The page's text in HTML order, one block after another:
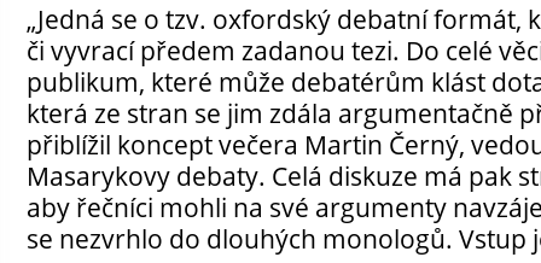
„Jedná se o tzv. oxfordský debatní formát,
či vyvrací předem zadanou tezi. Do celé
publikum, které může debatérům klást
která ze stran se jim zdála argumentačně
přiblížil koncept večera Martin Černý,
Masarykovy debaty. Celá diskuze má pak
aby řečníci mohli na své argumenty
se nezvrhlo do dlouhých monologů. Vstup